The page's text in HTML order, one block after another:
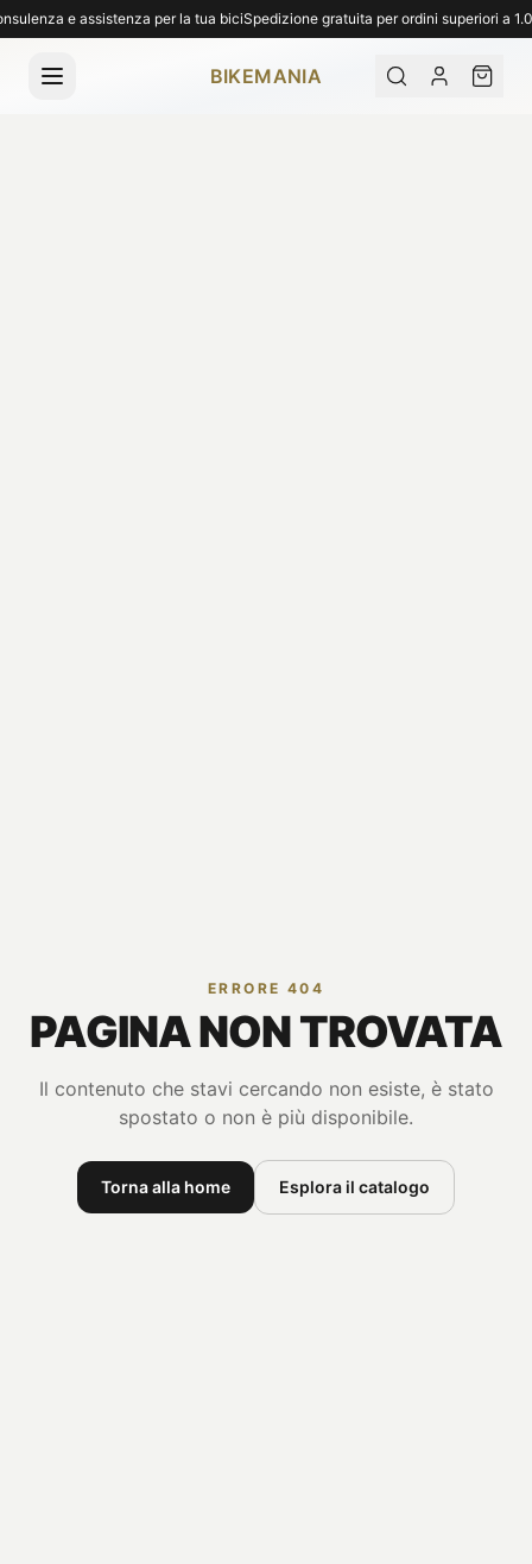
e assistenza per la tua biciSpedizione gratuita per ordini superiori a
BIKEMANIA
ERRORE 404
PAGINA NON TROVATA
Il contenuto che stavi cercando non esiste, è stato
spostato o non è più disponibile.
Torna alla home Esplora il catalogo